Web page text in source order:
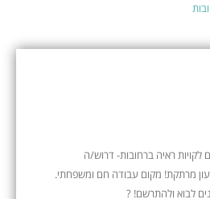
לקויות ראיה ברחובות- דרוש/ה
מרתקת! מקום עבודה חם ומשפחתי.
לבוא ולהתרשם! ?